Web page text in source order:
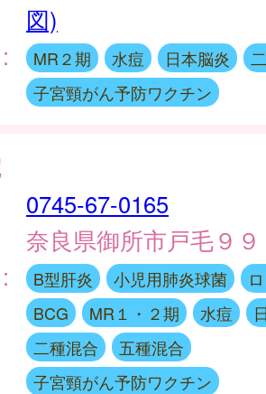
図)
MR２期 水痘 日本脳炎
子宮頸がん予防ワクチン
0745-67-0165
奈良県御所市戸毛９
B型肝炎 小児用肺炎球菌
BCG
MR１・２期 水痘
二種混合
五種混合
子宮頸がん予防ワクチン